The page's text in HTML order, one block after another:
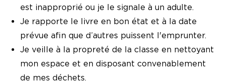
est inapproprié ou je le signale à un adulte.
Je rapporte le livre en bon état et à la date
prévue afin que d’autres puissent l'emprunter.
Je veille à la propreté de la classe en nettoyant
mon espace et en disposant convenablement
de mes déchets.